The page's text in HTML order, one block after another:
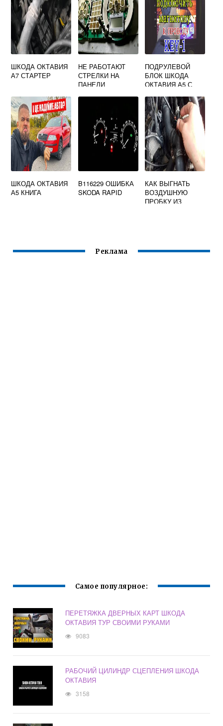
ШКОДА ОКТАВИЯ
А7 СТАРТЕР
НЕ РАБОТАЮТ
СТРЕЛКИ НА
ПАНЕЛИ
ПОДРУЛЕВОЙ
БЛОК ШКОДА
ОКТАВИЯ А5 С
МУЛЬТИРУЛЯ
ШКОДА ОКТАВИЯ
А5 КНИГА
B116229 ОШИБКА
SKODA RAPID
КАК ВЫГНАТЬ
ВОЗДУШНУЮ
ПРОБКУ ИЗ
Реклама
Самое популярное:
ПЕРЕТЯЖКА ДВЕРНЫХ КАРТ ШКОДА
ОКТАВИЯ ТУР СВОИМИ РУКАМИ
9083
РАБОЧИЙ ЦИЛИНДР СЦЕПЛЕНИЯ ШКОДА
ОКТАВИЯ
3158